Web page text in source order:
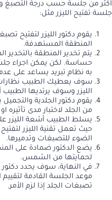
أكثر من جلسة حسب درجة التصبغ
جلسة تفتيح الليزر مثل:
يقوم دكتور الليزر لتفتيح
المنطقة المستهدفة.
يتم تخدير المنطقة
حساسة. لكن يمكن اجراء جلسة
به نظام تبريد يساعد على
سوف يعطيك الطبيب نظارات
الليزر وسوف يرتديها الطبيب
يقوم دكتور الجلدية
من الجلد لاختبار مدى تأثيره
يسلط الطبيب أشعة الليزر
حيث تعمل تقنية الليزر
الضوء للتصبغات وتدميرها.
يضع الدكتور ضمادة على
لحمايتها من الشمس.
في النهاية، سوف يحدد دكتور
موعد الجلسة القادمة
تصبغات الجلد إذا لزم الأمر.